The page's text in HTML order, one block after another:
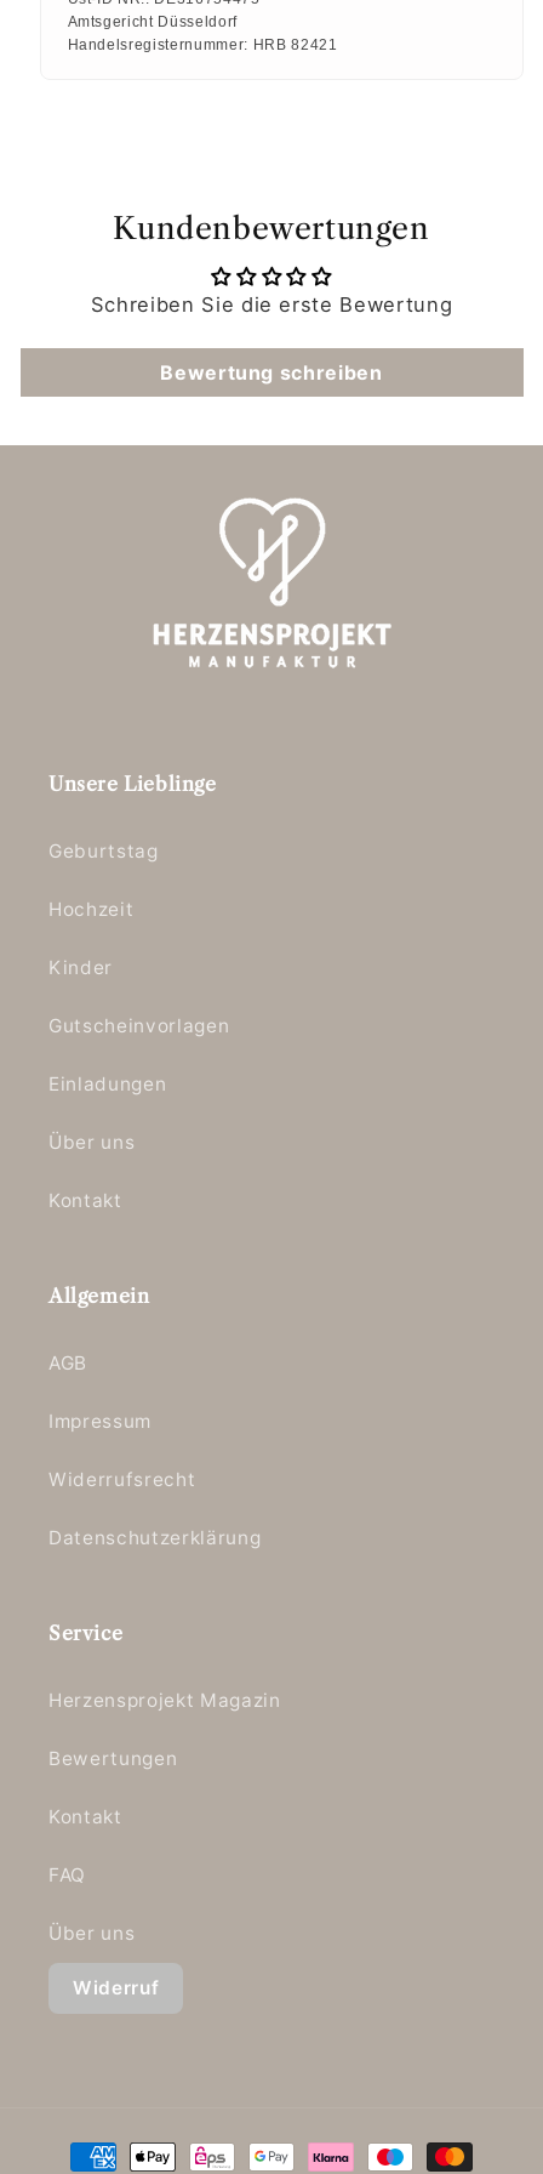
Amtsgericht Düsseldorf
Handelsregisternummer: HRB 82421
Kundenbewertungen
Schreiben Sie die erste Bewertung
Bewertung schreiben
Unsere Lieblinge
Geburtstag
Hochzeit
Kinder
Gutscheinvorlagen
Einladungen
Über uns
Kontakt
Allgemein
AGB
Impressum
Widerrufsrecht
Datenschutzerklärung
Service
Herzensprojekt Magazin
Bewertungen
Kontakt
FAQ
Über uns
Widerruf
Zahlungsmethoden